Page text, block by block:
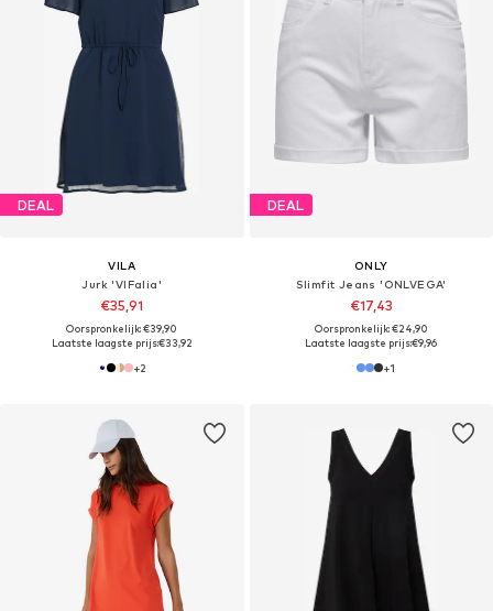
DEAL
VILA
Jurk 'VIFalia'
€35,91
Oorspronkelijk: €39,90
Laatste laagste prijs:€33,92
+2
DEAL
ONLY
Slimfit Jeans 'ONLVEGA'
€17,43
Oorspronkelijk: €24,90
Laatste laagste prijs:€9,96
+1